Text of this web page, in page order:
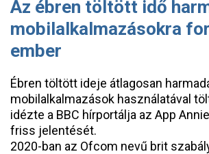
Az ébren töltött idő
mobilalkalmazásokra
ember
Ébren töltött ideje átlagosan
mobilalkalmazások használatával
idézte a BBC hírportálja az App
friss jelentését.
2020-ban az Ofcom nevű brit